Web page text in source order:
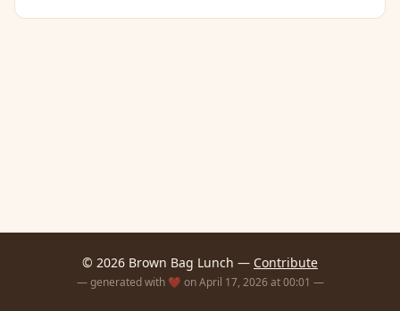
© 2026 Brown Bag Lunch — Contribute
— generated with ❤️ on April 17, 2026 at 00:01 —